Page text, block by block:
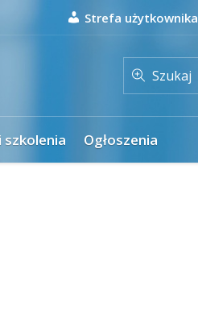
Strefa użytkownika
Szukaj
szkolenia Ogłoszenia